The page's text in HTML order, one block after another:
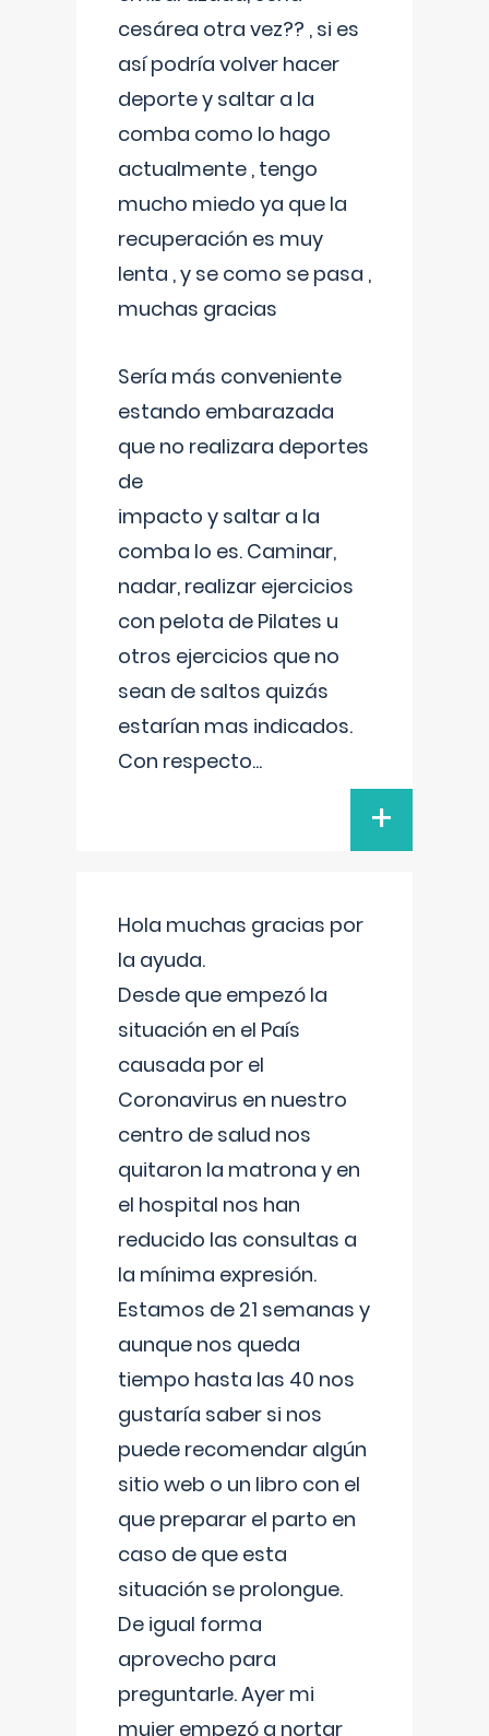
cesárea otra vez?? , si es
así podría volver hacer
deporte y saltar a la
comba como lo hago
actualmente , tengo
mucho miedo ya que la
recuperación es muy
lenta , y se como se pasa ,
muchas gracias
Sería más conveniente
estando embarazada
que no realizara deportes
de
impacto y saltar a la
comba lo es. Caminar,
nadar, realizar ejercicios
con pelota de Pilates u
otros ejercicios que no
sean de saltos quizás
estarían mas indicados.
Con respecto...
+
Hola muchas gracias por
la ayuda.
Desde que empezó la
situación en el País
causada por el
Coronavirus en nuestro
centro de salud nos
quitaron la matrona y en
el hospital nos han
reducido las consultas a
la mínima expresión.
Estamos de 21 semanas y
aunque nos queda
tiempo hasta las 40 nos
gustaría saber si nos
puede recomendar algún
sitio web o un libro con el
que preparar el parto en
caso de que esta
situación se prolongue.
De igual forma
aprovecho para
preguntarle. Ayer mi
mujer empezó a nortar